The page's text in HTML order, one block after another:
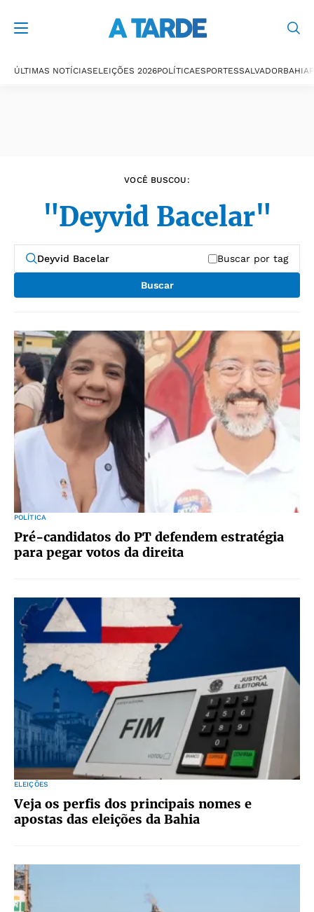
ÚLTIMAS NOTÍCIASELEIÇÕES 2026POLÍTICAESPORTESSALVADORBAHIA
VOCÊ BUSCOU:
"Deyvid Bacelar"
Buscar por tag
Buscar
POLÍTICA
Pré-candidatos do PT defendem estratégia
para pegar votos da direita
ELEIÇÕES
Veja os perfis dos principais nomes e
apostas das eleições da Bahia